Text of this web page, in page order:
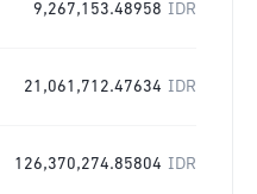
9,267,153.48958 IDR
21,061,712.47634 IDR
126,370,274.85804 IDR